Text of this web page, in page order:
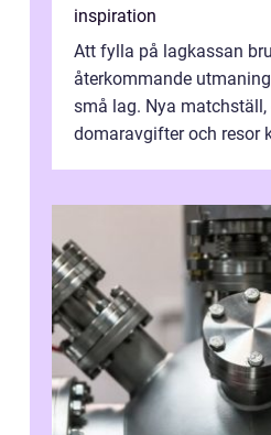
inspiration
Att fylla på lagkassan
återkommande
små lag. Nya matchställ,
domaravgifter och resor